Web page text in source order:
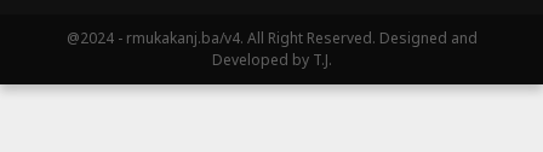
@2024 - rmukakanj.ba/v4. All Right Reserved. Designed and
Developed by T.J.